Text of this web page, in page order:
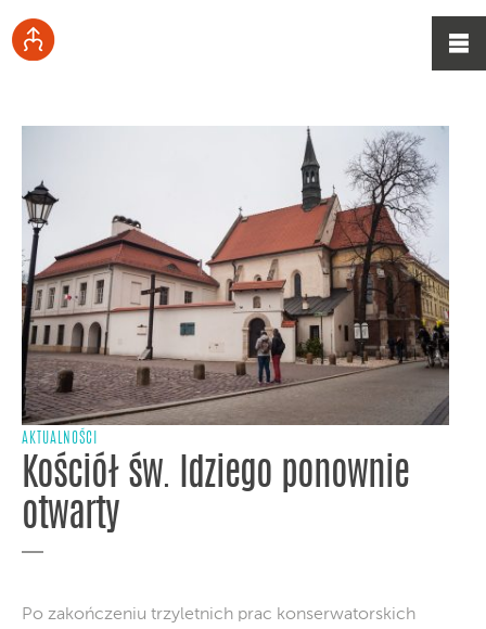
AKTUALNOŚCI
Kościół św. Idziego ponownie
otwarty
Po zakończeniu trzyletnich prac konserwatorskich